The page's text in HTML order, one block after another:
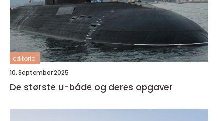
editorial
10. September 2025
De største u-både og deres opgaver